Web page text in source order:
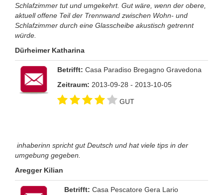
Schlafzimmer tut und umgekehrt. Gut wäre, wenn der obere,
aktuell offene Teil der Trennwand zwischen Wohn- und
Schlafzimmer durch eine Glasscheibe akustisch getrennt
würde.
Dürheimer Katharina
Betrifft: Casa Paradiso Bregagno Gravedona
Zeitraum: 2013-09-28 - 2013-10-05
GUT
inhaberinn spricht gut Deutsch und hat viele tips in der
umgebung gegeben.
Aregger Kilian
Betrifft: Casa Pescatore Gera Lario